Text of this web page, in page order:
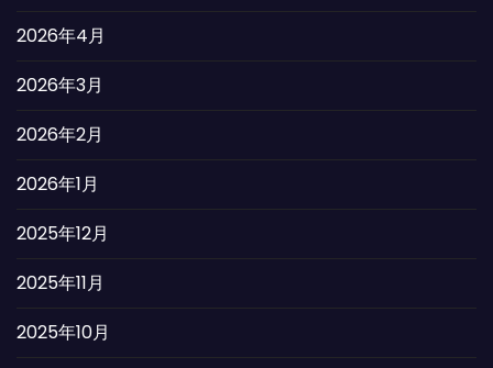
2026年4月
2026年3月
2026年2月
2026年1月
2025年12月
2025年11月
2025年10月